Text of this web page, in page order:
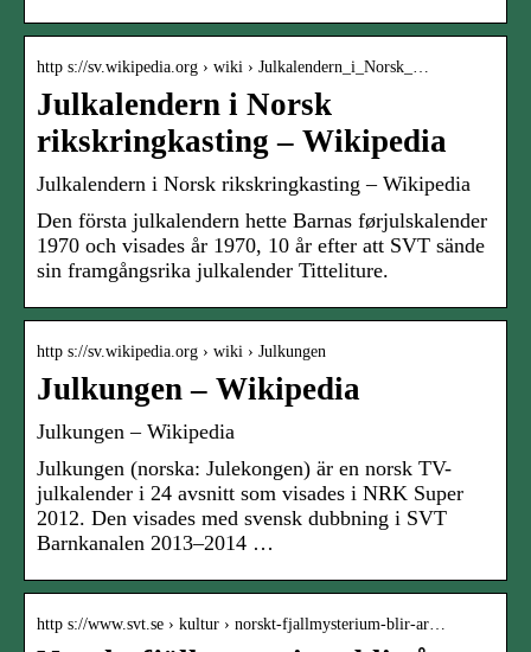
http s://sv.wikipedia.org › wiki › Julkalendern_i_Norsk_…
Julkalendern i Norsk
rikskringkasting – Wikipedia
Julkalendern i Norsk rikskringkasting – Wikipedia
Den första julkalendern hette Barnas førjulskalender
1970 och visades år 1970, 10 år efter att SVT sände
sin framgångsrika julkalender Titteliture.
http s://sv.wikipedia.org › wiki › Julkungen
Julkungen – Wikipedia
Julkungen – Wikipedia
Julkungen (norska: Julekongen) är en norsk TV-
julkalender i 24 avsnitt som visades i NRK Super
2012. Den visades med svensk dubbning i SVT
Barnkanalen 2013–2014 …
http s://www.svt.se › kultur › norskt-fjallmysterium-blir-ar…